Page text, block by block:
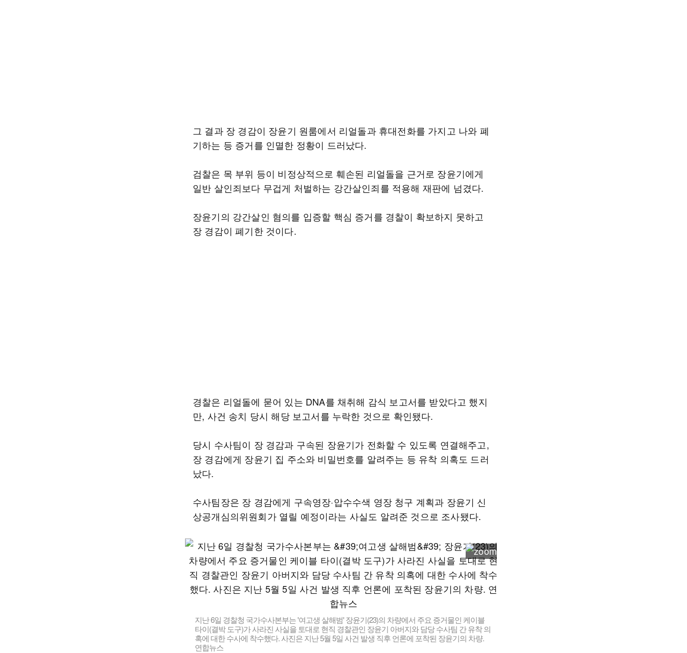
그 결과 장 경감이 장윤기 원룸에서 리얼돌과 휴대전화를 가지고 나와 폐
기하는 등 증거를 인멸한 정황이 드러났다.
검찰은 목 부위 등이 비정상적으로 훼손된 리얼돌을 근거로 장윤기에게
일반 살인죄보다 무겁게 처벌하는 강간살인죄를 적용해 재판에 넘겼다.
장윤기의 강간살인 혐의를 입증할 핵심 증거를 경찰이 확보하지 못하고
장 경감이 폐기한 것이다.
경찰은 리얼돌에 묻어 있는 DNA를 채취해 감식 보고서를 받았다고 했지
만, 사건 송치 당시 해당 보고서를 누락한 것으로 확인됐다.
당시 수사팀이 장 경감과 구속된 장윤기가 전화할 수 있도록 연결해주고,
장 경감에게 장윤기 집 주소와 비밀번호를 알려주는 등 유착 의혹도 드러
났다.
수사팀장은 장 경감에게 구속영장·압수수색 영장 청구 계획과 장윤기 신
상공개심의위원회가 열릴 예정이라는 사실도 알려준 것으로 조사됐다.
지난 6일 경찰청 국가수사본부는 '여고생 살해범' 장윤기(23)의 차량에서 주요 증거물인 케이블
타이(결박 도구)가 사라진 사실을 토대로 현직 경찰관인 장윤기 아버지와 담당 수사팀 간 유착 의
혹에 대한 수사에 착수했다. 사진은 지난 5월 5일 사건 발생 직후 언론에 포착된 장윤기의 차량.
연합뉴스